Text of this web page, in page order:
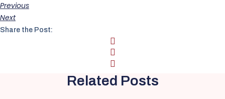
Previous
Next
Share the Post:
Related Posts